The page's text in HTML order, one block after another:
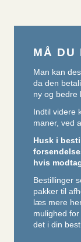
MÅ DU
Man kan
da den
ny og bedre
Indtil videre
maner, ved
Husk i
hvis
Bestillinger
pakker til
læs mere her
mulighed
det i din